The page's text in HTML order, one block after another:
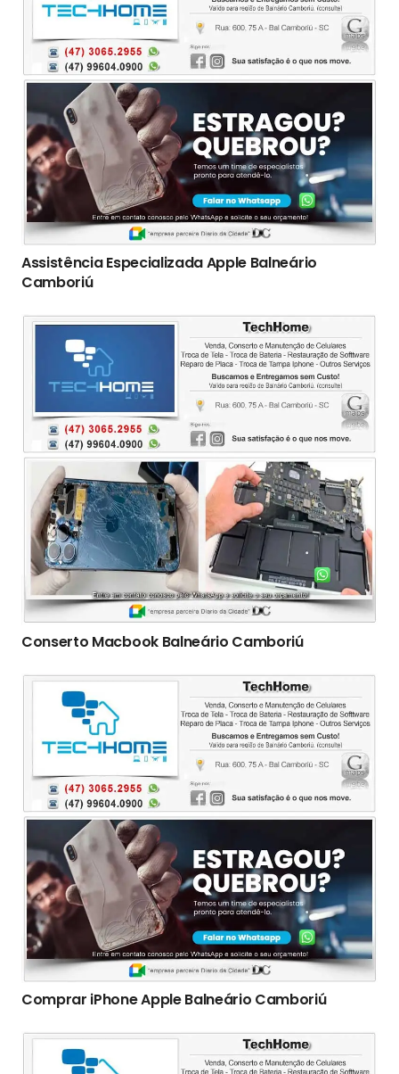
Assistência Especializada Apple Balneário
Camboriú
Conserto Macbook Balneário Camboriú
Comprar iPhone Apple Balneário Camboriú